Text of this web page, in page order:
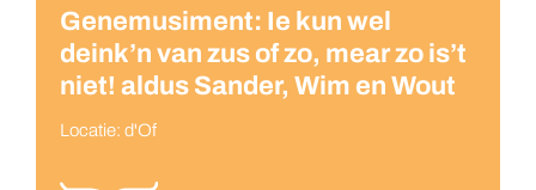
Genemusiment: Ie kun wel
deink’n van zus of zo, mear zo is’t
niet! aldus Sander, Wim en Wout
Locatie: d'Of